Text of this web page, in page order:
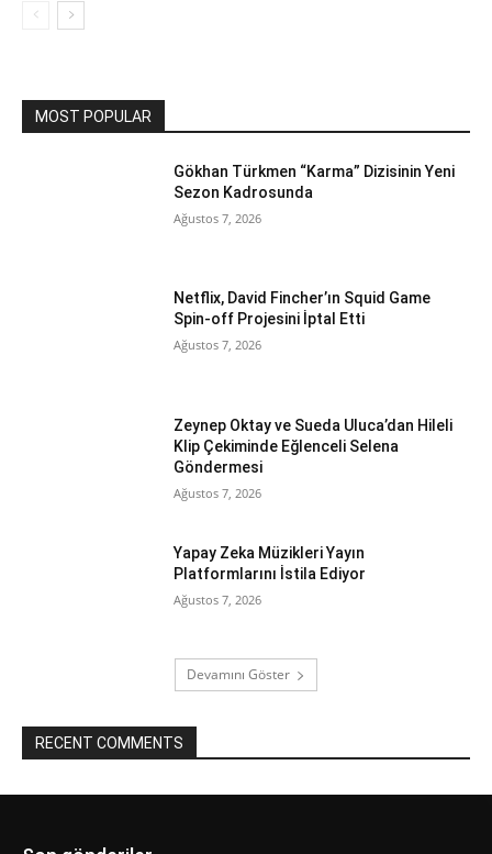
MOST POPULAR
Gökhan Türkmen “Karma” Dizisinin Yeni
Sezon Kadrosunda
Ağustos 7, 2026
Netflix, David Fincher’ın Squid Game
Spin-off Projesini İptal Etti
Ağustos 7, 2026
Zeynep Oktay ve Sueda Uluca’dan Hileli
Klip Çekiminde Eğlenceli Selena
Göndermesi
Ağustos 7, 2026
Yapay Zeka Müzikleri Yayın
Platformlarını İstila Ediyor
Ağustos 7, 2026
Devamını Göster
RECENT COMMENTS